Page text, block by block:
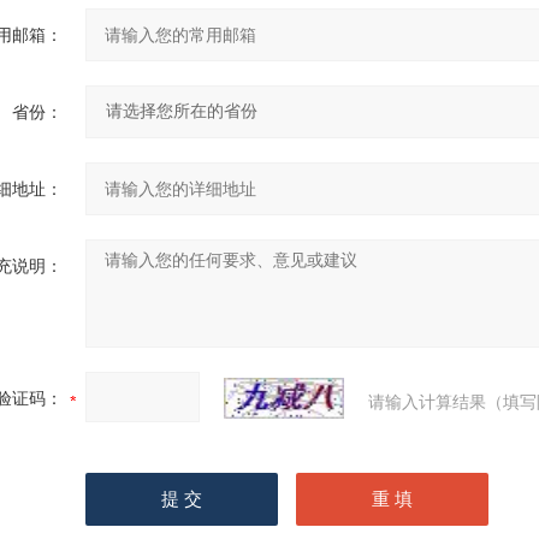
邮箱：
省份：
地址：
说明：
证码： 请输入计算结果（填